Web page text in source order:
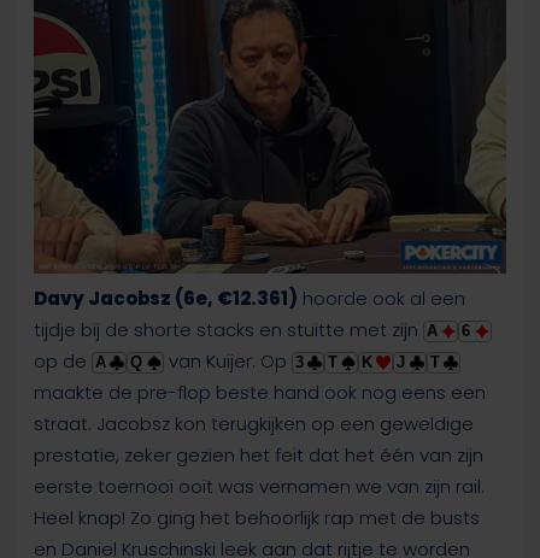
Davy Jacobsz (6e, €12.361) hoorde ook al een
tijdje bij de shorte stacks en stuitte met zijn A 6
op de A Q van Kuijer. Op 3 T K J T
maakte de pre-flop beste hand ook nog eens een
straat. Jacobsz kon terugkijken op een geweldige
prestatie, zeker gezien het feit dat het één van zijn
eerste toernooi ooit was vernamen we van zijn rail.
Heel knap! Zo ging het behoorlijk rap met de busts
en Daniel Kruschinski leek aan dat rijtje te worden